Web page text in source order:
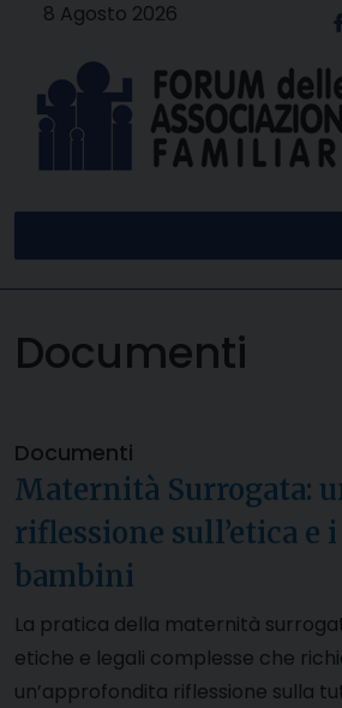
8 Agosto 2026
Documenti
Documenti
Maternità Surrogata:
riflessione sull’etica e
bambini
La pratica della maternità
etiche e legali complesse che
un’approfondita riflessione sulla